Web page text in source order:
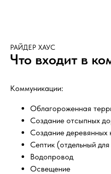
РАЙДЕР ХАУС
Что входит в
Коммуникации:
Облагороженная
Создание отсыпных
Создание деревянных
Септик (отдельный
Водопровод
Освещение